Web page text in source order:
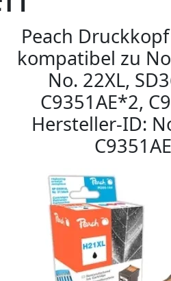
Peach
kompatibel zu
No. 22XL,
C9351AE*2,
Hersteller-ID:
C9351AE